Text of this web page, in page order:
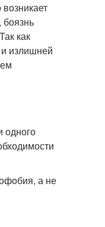
как
излишней
одного
а не